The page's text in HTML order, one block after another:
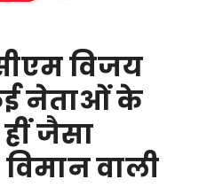
विजय
नेताओं के
जैसा
वाली